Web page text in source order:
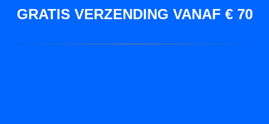
GRATIS VERZENDING VANAF € 70